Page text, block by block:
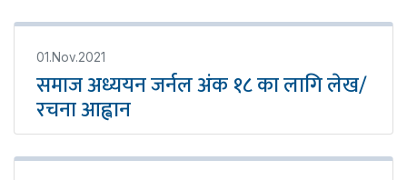
01.Nov.2021
समाज अध्ययन जर्नल अंक १८ का लागि लेख/
रचना आह्वान